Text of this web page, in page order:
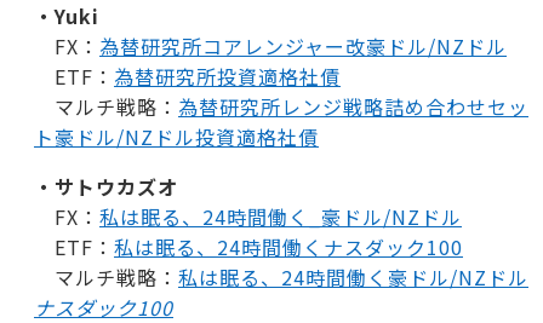
・Yuki
FX： 為替研究所コアレンジャー改豪ドル/NZドル
ETF： 為替研究所投資適格社債
マルチ戦略： 為替研究所レンジ戦略詰め合わせセッ
ト豪ドル/NZドル投資適格社債
・サトウカズオ
FX： 私は眠る、24時間働く_豪ドル/NZドル
ETF： 私は眠る、24時間働くナスダック100
マルチ戦略： 私は眠る、24時間働く豪ドル/NZドル
ナスダック100